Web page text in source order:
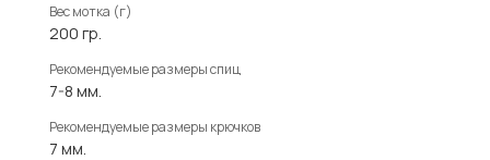
Вес мотка (г)
200 гр.
Рекомендуемые размеры спиц
7-8 мм.
Рекомендуемые размеры крючков
7 мм.